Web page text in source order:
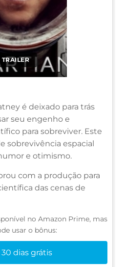
TRAILER
é deixado para trás
seu engenho e
para sobreviver. Este
sobrevivência espacial
e otimismo.
com a produção para
das cenas de
no Amazon Prime, mas
usar o bônus:
30 dias grátis